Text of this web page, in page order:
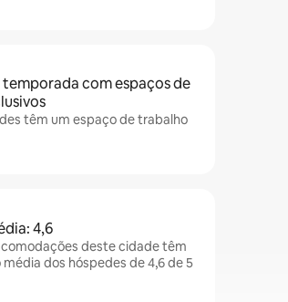
com espaços de
têm um espaço de trabalho
4,6
deste cidade têm
dos hóspedes de 4,6 de 5